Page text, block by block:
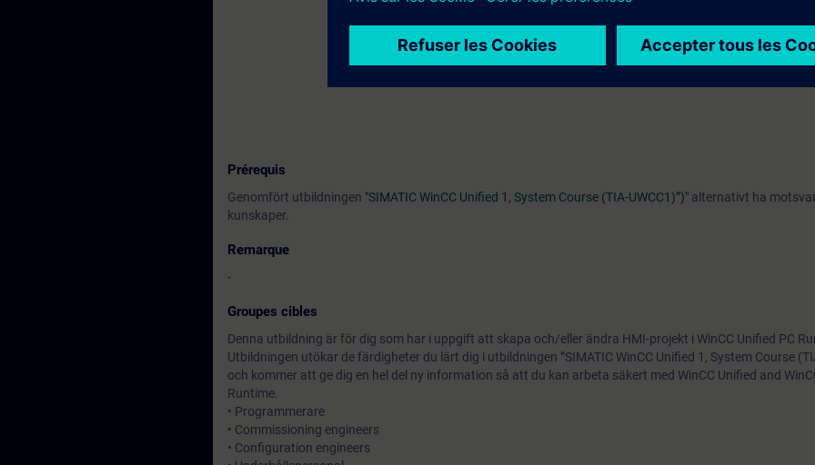
WinCC Unified 1
Prérequis
Genomfört utbildningen "SIMATIC WinCC Unified 1, System Course (TIA-UWCC1)”)" alternativt ha
kunskaper.
Remarque
-
Groupes cibles
Denna utbildning är för dig som har i uppgift att skapa och/eller ändra HMI-projekt i WinCC Unified PC
Utbildningen utökar de färdigheter du lärt dig i utbildningen ”SIMATIC WinCC Unified 1, System Course
och kommer att ge dig en hel del ny information så att du kan arbeta säkert med WinCC Unified and
Runtime.
• Programmerare
• Commissioning engineers
• Configuration engineers